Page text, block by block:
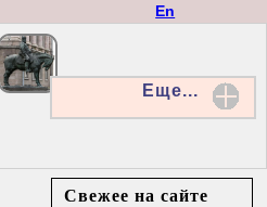
En
Еще...
Свежее на сайте